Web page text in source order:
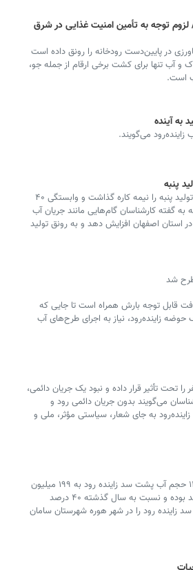
توجه به تأمین امنیت غذایی در شرق
در پایین‌دست رودخانه را رونق داده است
آب تنها برای کشت برخی ارقام از جمله جو،
است.
به آینده
می‌گویند.
پنبه
نبود آب و سیاست‌های حمایتی، برنامه خودکفایی در تولید پنبه را نیمه کاره گذاشت و وابستگی ۴۰
گفته کارشناسان گام‌هایی مانند جریان آب
استان اصفهان افزایش دهد و به رونق تولید
شد
قابل توجه بارش همراه است تا جایی که
زاینده‌رود، نیاز به اجرای طرح‌های آب
تحت تأثیر قرار داده و نبود یک جریان دائمی،
می‌گویند بدون جریان دائمی رود و
به جای شعار، سیاستی مؤثر، ملی و
بنا به آخرین اعلام وزارت نیرو در هفتم فروردین ۱۴۰۴ حجم آب پشت سد زاینده رود به ۱۹۹ میلیون
متر مکعب رسیده که برابر با ۱۶ درصد از حجم این سد بوده و نسبت به سال گذشته ۴۰ درصد
رود را در شهر هوره شهرستان سامان